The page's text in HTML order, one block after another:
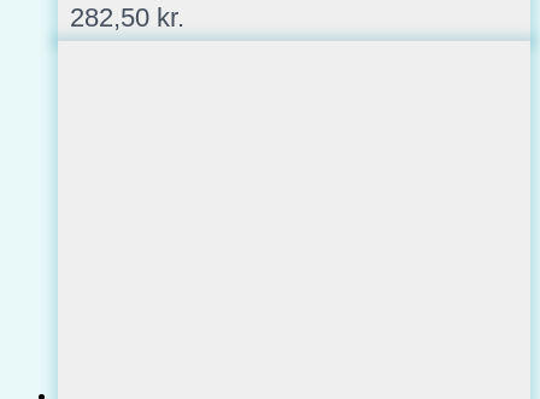
282,50 kr.